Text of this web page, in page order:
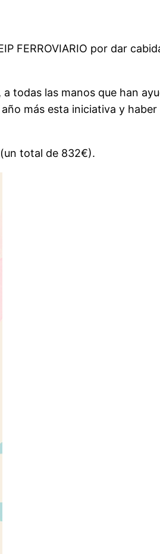
FERROVIARIO por dar
todas las manos que han
más esta iniciativa y
total de 832€).